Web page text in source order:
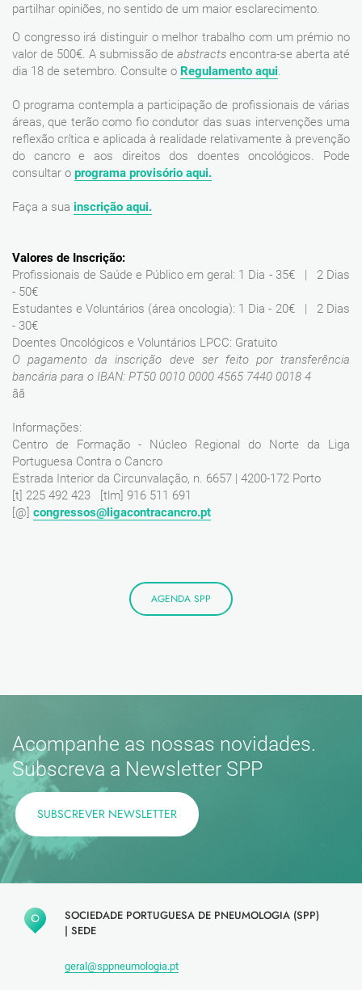
partilhar opiniões, no sentido de um maior esclarecimento.
O congresso irá distinguir o melhor trabalho com um prémio no
valor de 500€. A submissão de abstracts encontra-se aberta até
dia 18 de setembro. Consulte o Regulamento aqui.
O programa contempla a participação de profissionais de várias
áreas, que terão como fio condutor das suas intervenções uma
reflexão crítica e aplicada à realidade relativamente à prevenção
do cancro e aos direitos dos doentes oncológicos. Pode
consultar o programa provisório aqui.
Faça a sua inscrição aqui.
Valores de Inscrição:
Profissionais de Saúde e Público em geral: 1 Dia - 35€ | 2 Dias
- 50€
Estudantes e Voluntários (área oncologia): 1 Dia - 20€ | 2 Dias
- 30€
Doentes Oncológicos e Voluntários LPCC: Gratuito
O pagamento da inscrição deve ser feito por transferência
bancária para o IBAN: PT50 0010 0000 4565 7440 0018 4
ââ
Informações:
Centro de Formação - Núcleo Regional do Norte da Liga
Portuguesa Contra o Cancro
Estrada Interior da Circunvalação, n. 6657 | 4200-172 Porto
[t] 225 492 423 [tlm] 916 511 691
[@] congressos@ligacontracancro.pt
AGENDA SPP
Acompanhe as nossas novidades.
Subscreva a Newsletter SPP
SUBSCREVER NEWSLETTER
SOCIEDADE PORTUGUESA DE PNEUMOLOGIA (SPP)
| SEDE
geral@sppneumologia.pt